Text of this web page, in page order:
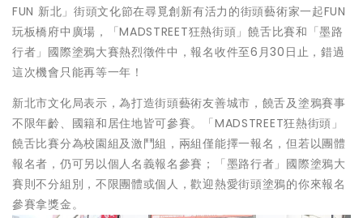
FUN 新北」街頭文化節在尋覓創新有活力的街頭藝術家一起FUN
玩板橋府中廣場，「MADSTREET狂熱街頭」饒舌比賽和「墨路
行者」國際塗鴉大賽熱烈徵件中，報名收件至6月30日止，錯過
這次機會只能再等一年！
新北市文化局表示，為打造街頭藝術友善城市，饒舌及塗鴉賽事
不限年齡、國籍和居住地皆可參賽。「MADSTREET狂熱街頭」
饒舌比賽分為校園組及激鬥組，兩組僅能擇一報名，但若以團體
報名者，仍可另以個人名義報名參賽；「墨路行者」國際塗鴉大
賽則不分組別，不限團體或個人，歡迎熱愛街頭塗鴉的你來報名
參賽拿獎金。